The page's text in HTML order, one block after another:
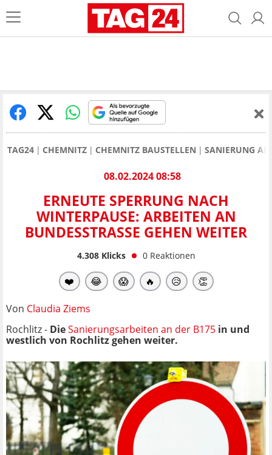
TAG24 CHEMNITZ CHEMNITZ BAUSTELLEN SANIERUNG AN
08.02.2024 08:58
ERNEUTE SPERRUNG NACH
WINTERPAUSE: ARBEITEN AN
BUNDESSTRASSE GEHEN WEITER
4.308Klicks 0 Reaktionen
❤️ 😂 😱 🔥 😥 👏
Von Claudia Ziems
Rochlitz - DieSanierungsarbeiten an der B175 in und
westlich von Rochlitz gehen weiter.